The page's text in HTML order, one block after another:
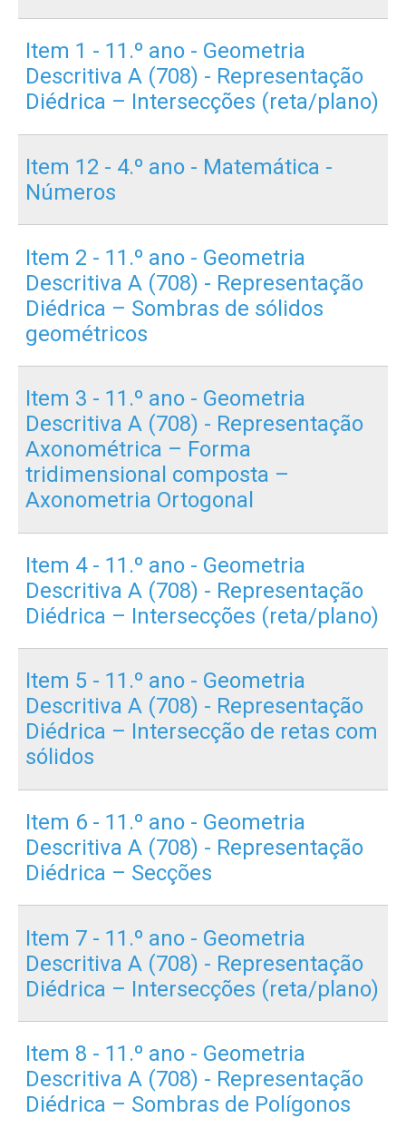
Item 1 - 11.º ano - Geometria
Descritiva A (708) - Representação
Diédrica – Intersecções (reta/plano)
Item 12 - 4.º ano - Matemática -
Números
Item 2 - 11.º ano - Geometria
Descritiva A (708) - Representação
Diédrica – Sombras de sólidos
geométricos
Item 3 - 11.º ano - Geometria
Descritiva A (708) - Representação
Axonométrica – Forma
tridimensional composta –
Axonometria Ortogonal
Item 4 - 11.º ano - Geometria
Descritiva A (708) - Representação
Diédrica – Intersecções (reta/plano)
Item 5 - 11.º ano - Geometria
Descritiva A (708) - Representação
Diédrica – Intersecção de retas com
sólidos
Item 6 - 11.º ano - Geometria
Descritiva A (708) - Representação
Diédrica – Secções
Item 7 - 11.º ano - Geometria
Descritiva A (708) - Representação
Diédrica – Intersecções (reta/plano)
Item 8 - 11.º ano - Geometria
Descritiva A (708) - Representação
Diédrica – Sombras de Polígonos